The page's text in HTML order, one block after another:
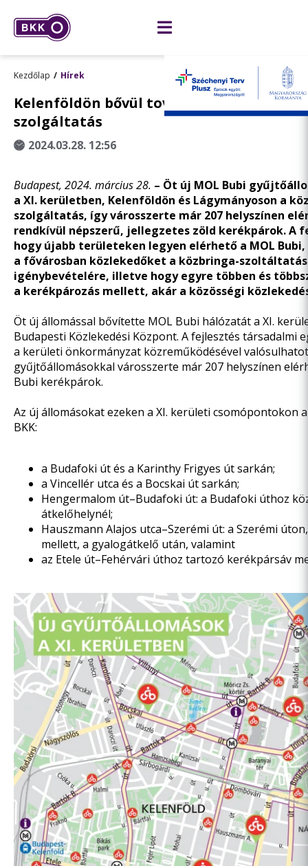
Kezdőlap Hírek
Kelenföldön bővül tovább a MOL Bubi
szolgáltatás
2024.03.28. 12:56
Budapest, 2024. március 28. – Öt új MOL Bubi
a XI. kerületben, Kelenföldön és Lágymányoson a
szolgáltatás, így városszerte már 207 helyszínen
rendkívül népszerű, jellegzetes zöld kerékpárok. A
hogy újabb területeken legyen elérhető a MOL Bubi,
a fővárosban közlekedőket a közbringa-szoltáltatás
igénybevételére, illetve hogy egyre többen és
a kerékpározás mellett, akár a közösségi
Öt új állomással bővítette MOL Bubi hálózatát a XI.
Budapesti Közlekedési Központ. A fejlesztés társadalmi
a kerületi önkormányzat közreműködésével
gyűjtőállomásokkal városszerte már 207 helyszínen
Bubi kerékpárok.
Az új állomásokat ezeken a XI. kerületi csomópontokon
BKK:
a Budafoki út és a Karinthy Frigyes út sarkán;
a Vincellér utca és a Bocskai út sarkán;
Hengermalom út–Budafoki út: a Budafoki úthoz
átkelőhelynél;
Hauszmann Alajos utca–Szerémi út: a Szerémi
mellett, a gyalogátkelő után, valamint
az Etele út–Fehérvári úthoz tartozó kerékpársáv